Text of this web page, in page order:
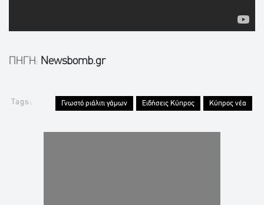
ΠΗΓΗ: Newsbomb.gr
Tags: Γνωστό ριάλιτι γάμων Ειδήσεις Κύπρος Κύπρος νέα